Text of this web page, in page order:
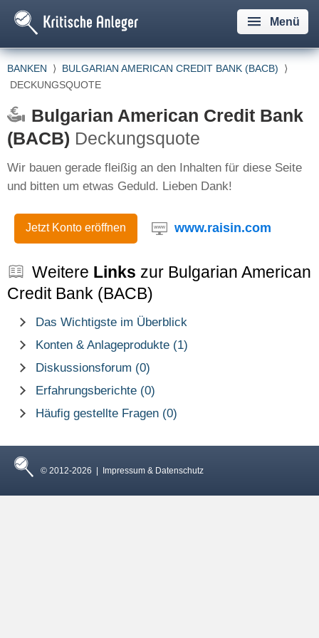
Menü
BANKEN ⟩ BULGARIAN AMERICAN CREDIT BANK (BACB) ⟩
DECKUNGSQUOTE
Bulgarian American Credit Bank
(BACB) Deckungsquote
Wir bauen gerade fleißig an den Inhalten für diese Seite
und bitten um etwas Geduld. Lieben Dank!
Jetzt Konto eröffnen www.raisin.com
Weitere Links zur Bulgarian American
Credit Bank (BACB)
Das Wichtigste im Überblick
Konten & Anlageprodukte (1)
Diskussionsforum (0)
Erfahrungsberichte (0)
Häufig gestellte Fragen (0)
© 2012-2026 | Impressum & Datenschutz